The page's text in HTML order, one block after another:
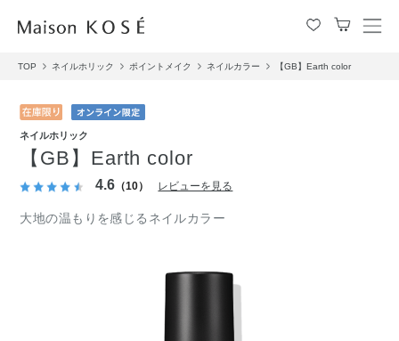
メ
TOP ネイルホリック ポイントメイク ネイルカラー 【GB】Earth color
ネイルホリック
【GB】Earth color
4.6 （10） レビューを見る
大地の温もりを感じるネイルカラー